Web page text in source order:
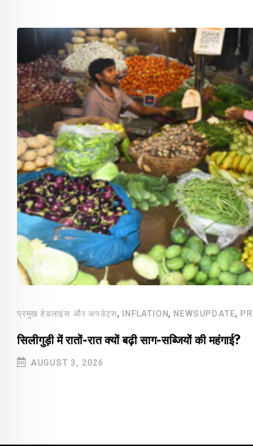
प्रमुख हेडलाइंस और अपडेट्स, INFLATION,NEWSUPDATE,
सिलीगुड़ी में रातों-रात क्यों बढ़ी साग-सब्जियों की महंगाई?
AUGUST 3, 2026